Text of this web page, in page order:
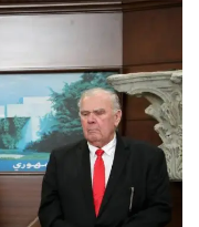
X إلكترونيا